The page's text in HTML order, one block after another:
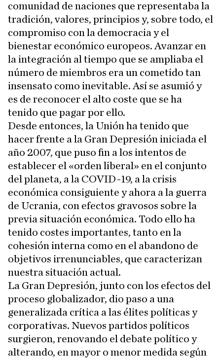
comunidad de naciones que representaba la
tradición, valores, principios y, sobre todo, el
compromiso con la democracia y el
bienestar económico europeos. Avanzar en
la integración al tiempo que se ampliaba el
número de miembros era un cometido tan
insensato como inevitable. Así se asumió y
es de reconocer el alto coste que se ha
tenido que pagar por ello.
Desde entonces, la Unión ha tenido que
hacer frente a la Gran Depresión iniciada el
año 2007, que puso fin a los intentos de
establecer el «orden liberal» en el conjunto
del planeta, a la COVID-19, a la crisis
económica consiguiente y ahora a la guerra
de Ucrania, con efectos gravosos sobre la
previa situación económica. Todo ello ha
tenido costes importantes, tanto en la
cohesión interna como en el abandono de
objetivos irrenunciables, que caracterizan
nuestra situación actual.
La Gran Depresión, junto con los efectos del
proceso globalizador, dio paso a una
generalizada crítica a las élites políticas y
corporativas. Nuevos partidos políticos
surgieron, renovando el debate político y
alterando, en mayor o menor medida según